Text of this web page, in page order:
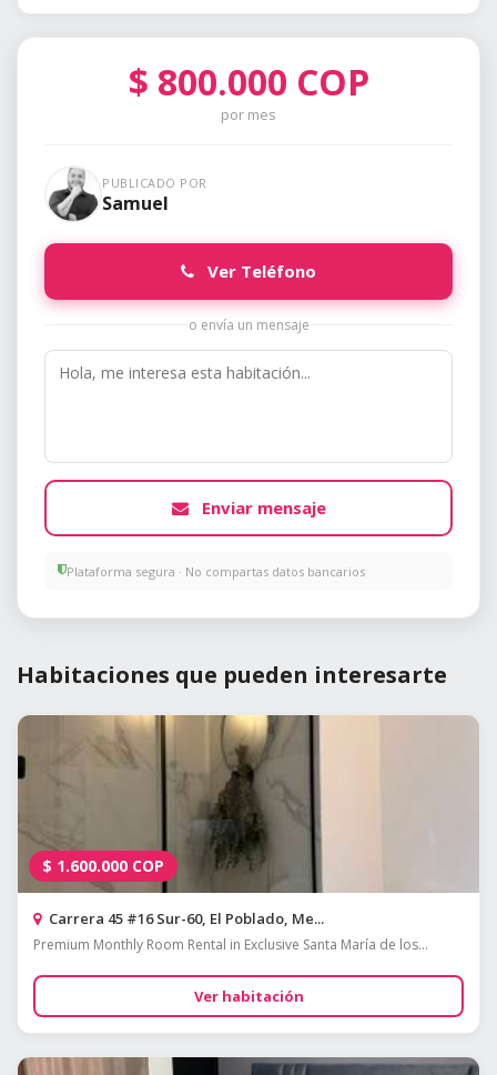
$ 800.000 COP
por mes
PUBLICADO POR
Samuel
Ver Teléfono
o envía un mensaje
Enviar mensaje
Plataforma segura · No compartas datos bancarios
Habitaciones que pueden interesarte
$ 1.600.000 COP
Carrera 45 #16 Sur-60, El Poblado, Me...
Premium Monthly Room Rental in Exclusive Santa María de los...
Ver habitación